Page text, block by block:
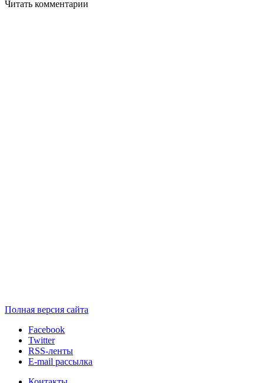
Читать комментарии
Полная версия сайта
Facebook
Twitter
RSS-ленты
E-mail рассылка